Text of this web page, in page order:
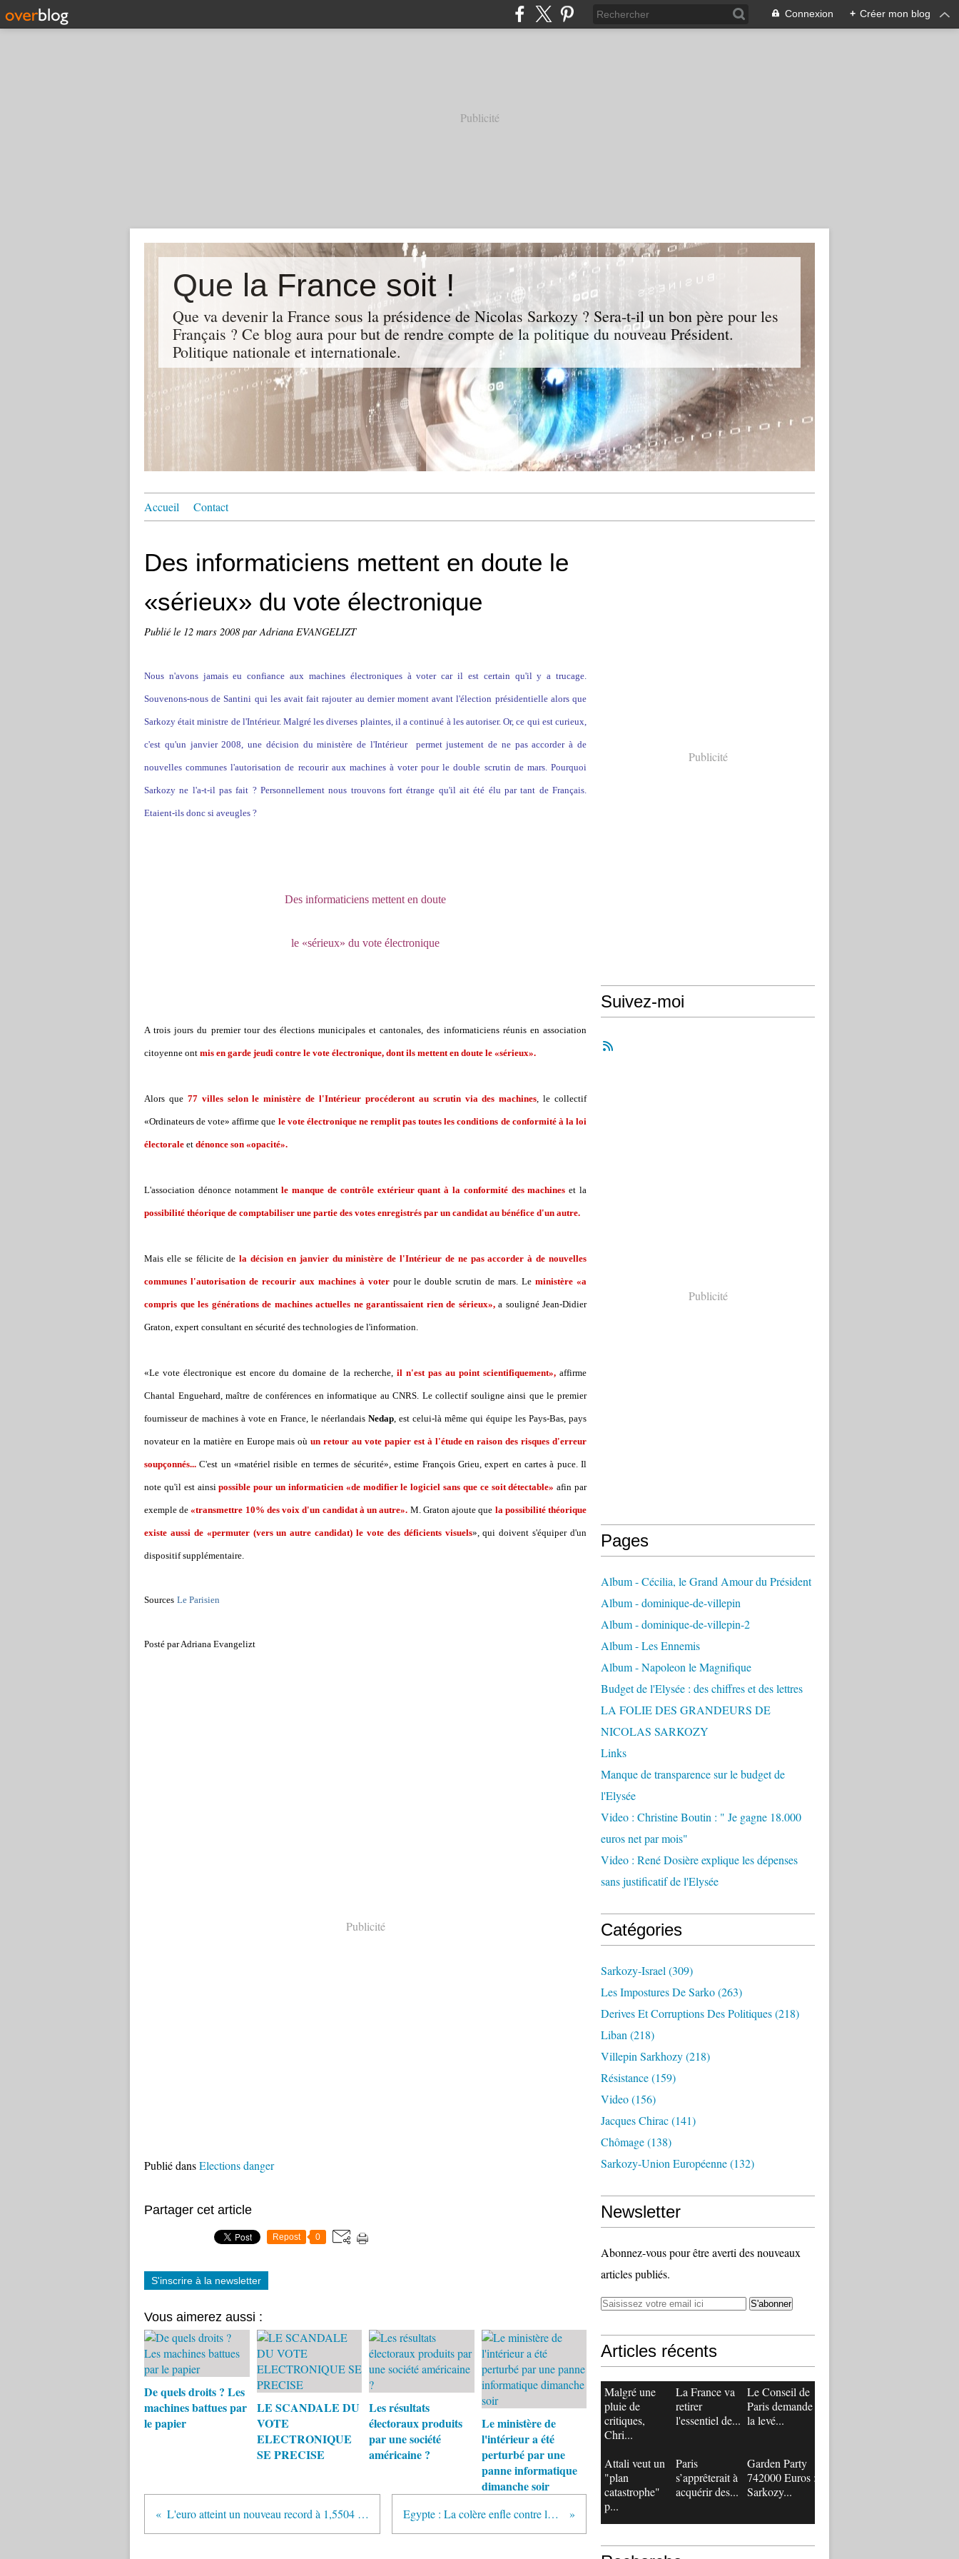
Connexion + Créer mon blog
Publicité
Que la France soit !
Que va devenir la France sous la présidence de Nicolas Sarkozy ? Sera-t-il un bon père pour les
Français ? Ce blog aura pour but de rendre compte de la politique du nouveau Président.
Politique nationale et internationale.
Accueil Contact
Des informaticiens mettent en doute le
«sérieux» du vote électronique
Publié le 12 mars 2008 par Adriana EVANGELIZT
Nous n'avons jamais eu confiance aux machines électroniques à voter car il est certain qu'il y a trucage.
Souvenons-nous de Santini qui les avait fait rajouter au dernier moment avant l'élection présidentielle alors que
Sarkozy était ministre de l'Intérieur. Malgré les diverses plaintes, il a continué à les autoriser. Or, ce qui est curieux,
c'est qu'un janvier 2008, une décision du ministère de l'Intérieur permet justement de ne pas accorder à de
nouvelles communes l'autorisation de recourir aux machines à voter pour le double scrutin de mars. Pourquoi
Sarkozy ne l'a-t-il pas fait ? Personnellement nous trouvons fort étrange qu'il ait été élu par tant de Français.
Etaient-ils donc si aveugles ?
Des informaticiens mettent en doute
le «sérieux» du vote électronique
A trois jours du premier tour des élections municipales et cantonales, des informaticiens réunis en association
citoyenne ont mis en garde jeudi contre le vote électronique, dont ils mettent en doute le «sérieux».
Alors que 77 villes selon le ministère de l'Intérieur procéderont au scrutin via des machines, le collectif
«Ordinateurs de vote» affirme que le vote électronique ne remplit pas toutes les conditions de conformité à la loi
électorale et dénonce son «opacité».
L'association dénonce notammentle manque de contrôle extérieur quant à la conformité des machines et la
possibilité théorique de comptabiliser une partie des votes enregistrés par un candidat au bénéfice d'un autre.
Mais elle se félicite dela décision en janvier du ministère de l'Intérieur de ne pas accorder à de nouvelles
communes l'autorisation de recourir aux machines à voterpour le double scrutin de mars. Leministère «a
compris que les générations de machines actuelles ne garantissaient rien de sérieux»,a souligné Jean-Didier
Graton, expert consultant en sécurité des technologies de l'information.
«Le vote électronique est encore du domaine de la recherche, il n'est pas au point scientifiquement»,affirme
Chantal Enguehard, maître de conférences en informatique au CNRS. Le collectif souligne ainsi que le premier
fournisseur de machines à vote en France, le néerlandais Nedap, est celui-là même qui équipe les Pays-Bas, pays
novateur en la matière en Europe mais oùun retour au vote papier est à l'étude en raison des risques d'erreur
soupçonnés... C'est un «matériel risible en termes de sécurité», estime François Grieu, expert en cartes à puce. Il
note qu'il est ainsipossible pour un informaticien «de modifier le logiciel sans que ce soit détectable» afin par
exemple de«transmettre 10% des voix d'un candidat à un autre». M. Graton ajoute que la possibilité théorique
existe aussi de «permuter (vers un autre candidat) le vote des déficients visuels», qui doivent s'équiper d'un
dispositif supplémentaire.
Sources Le Parisien
Posté par Adriana Evangelizt
Publicité
Publié dansElections danger
Partager cet article
Repost 0
S'inscrire à la newsletter
Vous aimerez aussi :
De quels droits ? Les
machines battues par
le papier
LE SCANDALE DU
VOTE
ELECTRONIQUE
SE PRECISE
Les résultats
électoraux produits
par une société
américaine ?
Le ministère de
l'intérieur a été
perturbé par une
panne informatique
dimanche soir
L'euro atteint un nouveau record à 1,5504 dollar pour un euro Egypte : La colère enfle contre la hausse des prix
Publicité
Suivez-moi
Publicité
Pages
Album - Cécilia, le Grand Amour du Président
Album - dominique-de-villepin
Album - dominique-de-villepin-2
Album - Les Ennemis
Album - Napoleon le Magnifique
Budget de l'Elysée : des chiffres et des lettres
LA FOLIE DES GRANDEURS DE
NICOLAS SARKOZY
Links
Manque de transparence sur le budget de
l'Elysée
Video : Christine Boutin : " Je gagne 18.000
euros net par mois"
Video : René Dosière explique les dépenses
sans justificatif de l'Elysée
Catégories
Sarkozy-Israel (309)
Les Impostures De Sarko(263)
Derives Et Corruptions Des Politiques(218)
Liban (218)
Villepin Sarkhozy(218)
Résistance(159)
Video(156)
Jacques Chirac(141)
Chômage(138)
Sarkozy-Union Européenne(132)
Newsletter
Abonnez-vous pour être averti des nouveaux
articles publiés.
Articles récents
Malgré une
pluie de
critiques,
Chri...
La France va
retirer
l'essentiel de...
Le Conseil de
Paris demande
la levé...
Attali veut un
"plan
catastrophe"
p...
Paris
s’apprêterait à
acquérir des...
Garden Party
742000 Euros :
Sarkozy...